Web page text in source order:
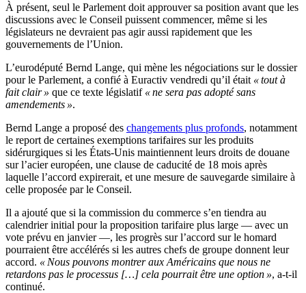
À présent, seul le Parlement doit approuver sa position avant que les
discussions avec le Conseil puissent commencer, même si les
législateurs ne devraient pas agir aussi rapidement que les
gouvernements de l’Union.
L’eurodéputé Bernd Lange, qui mène les négociations sur le dossier
pour le Parlement, a confié à Euractiv vendredi qu’il était « tout à
fait clair » que ce texte législatif « ne sera pas adopté sans
amendements ».
Bernd Lange a proposé des changements plus profonds, notamment
le report de certaines exemptions tarifaires sur les produits
sidérurgiques si les États-Unis maintiennent leurs droits de douane
sur l’acier européen, une clause de caducité de 18 mois après
laquelle l’accord expirerait, et une mesure de sauvegarde similaire à
celle proposée par le Conseil.
Il a ajouté que si la commission du commerce s’en tiendra au
calendrier initial pour la proposition tarifaire plus large — avec un
vote prévu en janvier —, les progrès sur l’accord sur le homard
pourraient être accélérés si les autres chefs de groupe donnent leur
accord. « Nous pouvons montrer aux Américains que nous ne
retardons pas le processus […] cela pourrait être une option », a-t-il
continué.